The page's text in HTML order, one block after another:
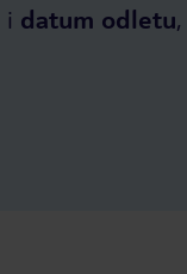
i datum odletu